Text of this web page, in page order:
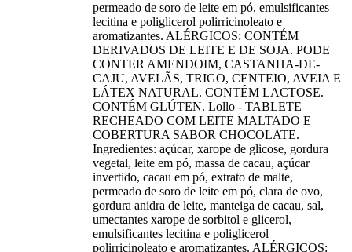
permeado de soro de leite em pó, emulsificantes
lecitina e poliglicerol polirricinoleato e
aromatizantes. ALÉRGICOS: CONTÉM
DERIVADOS DE LEITE E DE SOJA. PODE
CONTER AMENDOIM, CASTANHA-DE-
CAJU, AVELÃS, TRIGO, CENTEIO, AVEIA E
LÁTEX NATURAL. CONTÉM LACTOSE.
CONTÉM GLÚTEN. Lollo - TABLETE
RECHEADO COM LEITE MALTADO E
COBERTURA SABOR CHOCOLATE.
Ingredientes: açúcar, xarope de glicose, gordura
vegetal, leite em pó, massa de cacau, açúcar
invertido, cacau em pó, extrato de malte,
permeado de soro de leite em pó, clara de ovo,
gordura anidra de leite, manteiga de cacau, sal,
umectantes xarope de sorbitol e glicerol,
emulsificantes lecitina e poliglicerol
polirricinoleato e aromatizantes. ALÉRGICOS: